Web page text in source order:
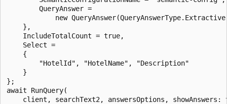
        QueryAnswer =
new
    },
    IncludeTotalCount = true,
    Select =
    {
        "HotelId", "HotelName", "Description"
    }
};
await RunQuery(
client, searchText2, answersOptions, showAnswers: